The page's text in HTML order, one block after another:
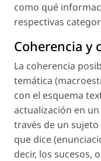
como qué
respectivas
Coherencia y
La coherencia
temática
con el esquema
actualización en
través de un
que dice
decir, los sucesos,